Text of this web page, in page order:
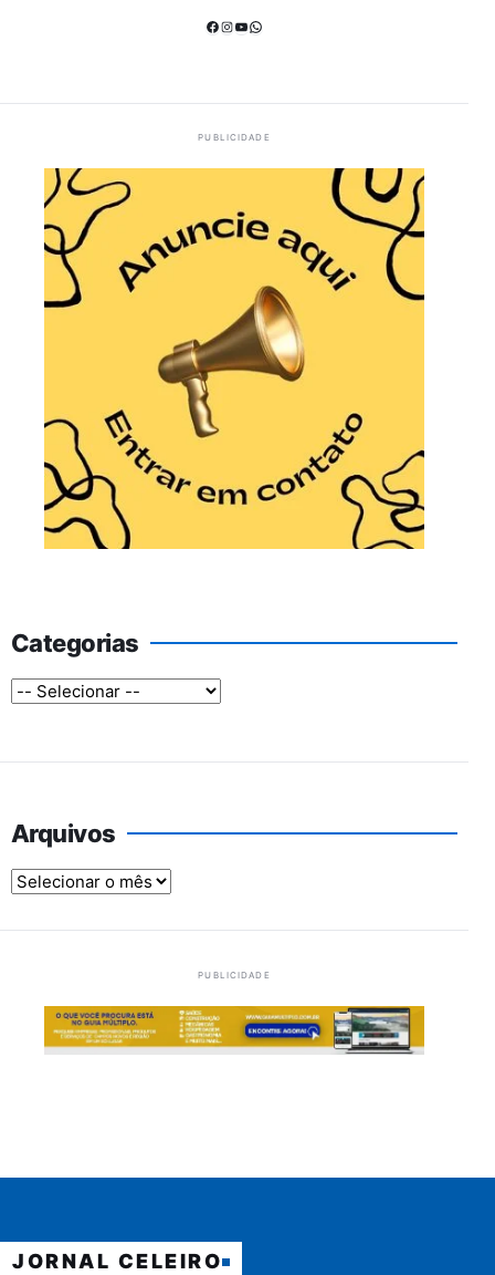
Facebook
Instagram
Youtube
WhatsApp
PUBLICIDADE
Categorias
Arquivos
Arquivos
PUBLICIDADE
JORNAL CELEIRO